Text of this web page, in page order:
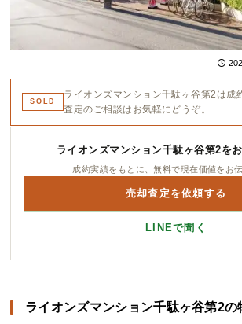
SOLD
ライオンズマンション千駄ヶ谷第2は成
査定のご相談はお気軽にどうぞ。
ライオンズマンション千駄ヶ谷第2を
成約実績をもとに、無料で現在価値をお
売却査定を依頼する
LINEで聞く
ライオンズマンション千駄ヶ谷第2の